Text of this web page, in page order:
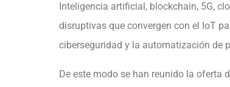
Inteligencia artificial, blockchain, 5G,
disruptivas que convergen con el IoT
ciberseguridad y la automatización de
De este modo se han reunido la oferta